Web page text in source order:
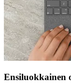
Ensiluokkainen